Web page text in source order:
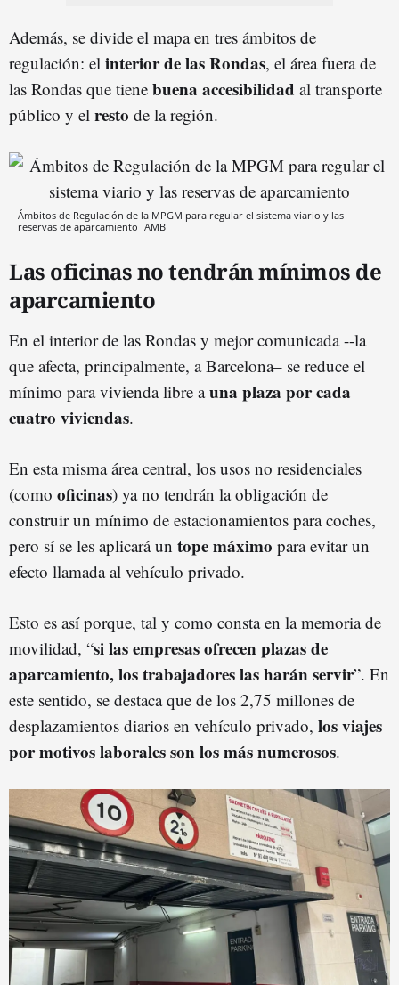
Además, se divide el mapa en tres ámbitos de
regulación: el interior de las Rondas, el área fuera de
las Rondas que tiene buena accesibilidad al transporte
público y el resto de la región.
Ámbitos de Regulación de la MPGM para regular el sistema viario y las
reservas de aparcamiento AMB
Las oficinas no tendrán mínimos de
aparcamiento
En el interior de las Rondas y mejor comunicada --la
que afecta, principalmente, a Barcelona– se reduce el
mínimo para vivienda libre auna plaza por cada
cuatro viviendas.
En esta misma área central, los usos no residenciales
(como oficinas) ya no tendrán la obligación de
construir un mínimo de estacionamientos para coches,
pero sí se les aplicará un tope máximo para evitar un
efecto llamada al vehículo privado.
Esto es así porque, tal y como consta en la memoria de
movilidad, “si las empresas ofrecen plazas de
aparcamiento, los trabajadores las harán servir”. En
este sentido, se destaca que de los 2,75 millones de
desplazamientos diarios en vehículo privado, los viajes
por motivos laborales son los más numerosos.